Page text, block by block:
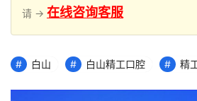
请 → 在线咨询客服
白山 白山精工口腔 精